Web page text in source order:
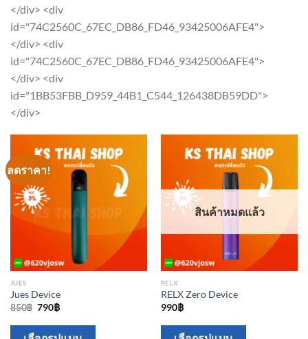
page
</div> <div
id="74C2560C_67EC_DB86_FD46_93425006AFE4">
</div> <div
id="74C2560C_67EC_DB86_FD46_93425006AFE4">
</div> <div
id="1BB53FBB_D959_44B1_C544_126438DB59DD">
</div>
page
ลดราคา!
JUES
Jues Device
850฿ Original
price
was:
850฿.
790฿Current
is:
790฿.
สินค้าหมดแล้ว
RELX
RELX Zero Device
990฿